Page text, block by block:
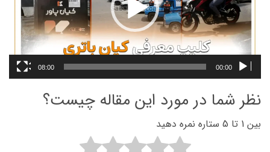
00:00
08:00
نظر شما در مورد این مقاله چیست؟
بین 1 تا 5 ستاره نمره دهید